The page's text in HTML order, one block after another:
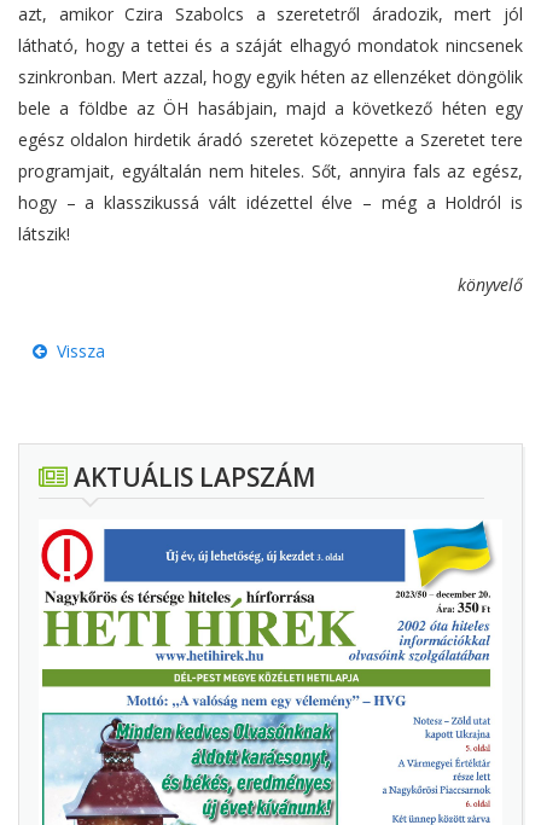
azt, amikor Czira Szabolcs a szeretetről áradozik, mert jól
látható, hogy a tettei és a száját elhagyó mondatok nincsenek
szinkronban. Mert azzal, hogy egyik héten az ellenzéket döngölik
bele a földbe az ÖH hasábjain, majd a következő héten egy
egész oldalon hirdetik áradó szeretet közepette a Szeretet tere
programjait, egyáltalán nem hiteles. Sőt, annyira fals az egész,
hogy – a klasszikussá vált idézettel élve – még a Holdról is
látszik!
könyvelő
Vissza
AKTUÁLIS LAPSZÁM